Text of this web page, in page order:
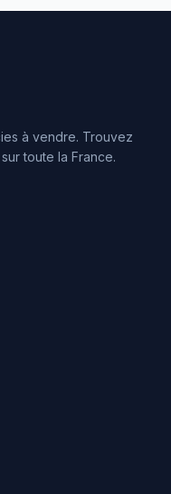
à vendre. Trouvez
toute la France.